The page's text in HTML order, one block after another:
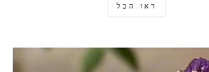
ראו הכל